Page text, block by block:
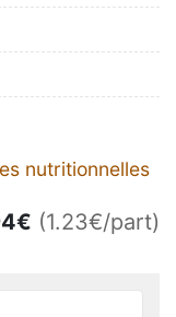
nutritionnelles
€ (1.23€/part)